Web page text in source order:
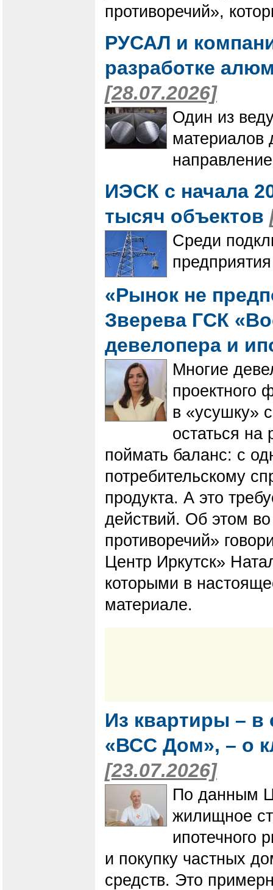
противоречий»,
РУСАЛ и
разработке
[28.07.2026]
Один из
материалов
ИЭСК с начала
тысяч объектов
Среди
«Рынок не
Зверева ГСК
девелопера и
Многие
проектного
в «усушку»
остаться
поймать баланс: с
потребительскому
продукта. А это
действий. Об этом
противоречий»
Центр Иркутск»
которыми в
материале.
Из квартиры – в
«ВСС Дом», – о
[23.07.2026]
По данным
жилищное
ипотечного
и покупку частных
средств. Это